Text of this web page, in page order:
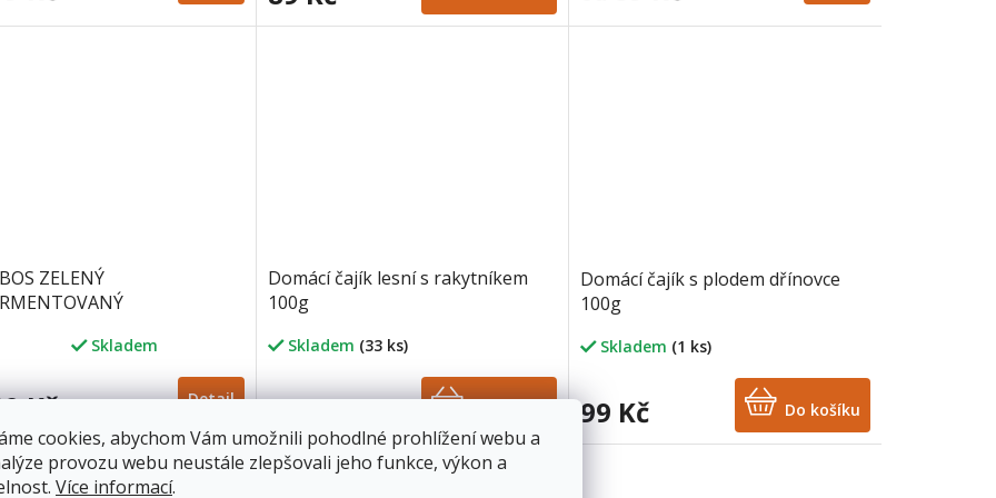
cookies, abychom Vám umožnili pohodlné prohlížení webu a
provozu webu neustále zlepšovali jeho funkce, výkon a
Více informací.
ZELENÝ
Skladem
Kč Detail
Domácí čajík lesní s rakytníkem
100g
Skladem (33 ks)
99 Kč
Domácí čajík s plodem dřínovce
100g
Skladem (1 ks)
99 Kč Do košíku